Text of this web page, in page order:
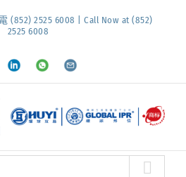
(852) 2525 6008 | Call Now at (852)
2525 6008
LinkedInWhatsapp
Email